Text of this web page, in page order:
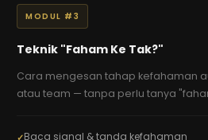
MODUL #3
Teknik "Faham Ke Tak?"
Cara mengesan tahap kefahaman
atau team — tanpa perlu tanya
Baca signal & tanda kefahaman